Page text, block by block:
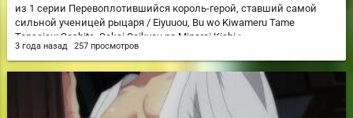
из 1 серии Перевоплотившийся король-герой, ставший самой
сильной ученицей рыцаря / Eiyuuou, Bu wo Kiwameru Tame
Tenseisu: Soshite, Sekai Saikyou no Minarai Kishi♀
3 года назад 257 просмотров